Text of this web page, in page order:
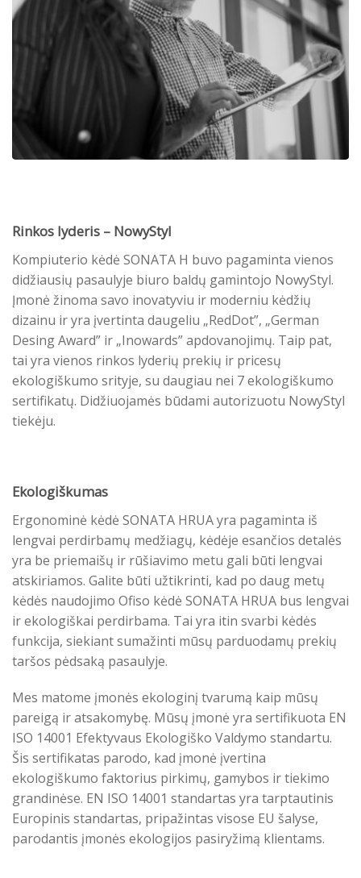
Rinkos lyderis – NowyStyl
Kompiuterio kėdė SONATA H buvo pagaminta vienos
didžiausių pasaulyje biuro baldų gamintojo NowyStyl.
Įmonė žinoma savo inovatyviu ir moderniu kėdžių
dizainu ir yra įvertinta daugeliu „RedDot”, „German
Desing Award” ir „Inowards” apdovanojimų. Taip pat,
tai yra vienos rinkos lyderių prekių ir pricesų
ekologiškumo srityje, su daugiau nei 7 ekologiškumo
sertifikatų. Didžiuojamės būdami autorizuotu NowyStyl
tiekėju.
Ekologiškumas
Ergonominė kėdė SONATA HRUA yra pagaminta iš
lengvai perdirbamų medžiagų, kėdėje esančios detalės
yra be priemaišų ir rūšiavimo metu gali būti lengvai
atskiriamos. Galite būti užtikrinti, kad po daug metų
kėdės naudojimo Ofiso kėdė SONATA HRUA bus lengvai
ir ekologiškai perdirbama. Tai yra itin svarbi kėdės
funkcija, siekiant sumažinti mūsų parduodamų prekių
taršos pėdsaką pasaulyje.
Mes matome įmonės ekologinį tvarumą kaip mūsų
pareigą ir atsakomybę. Mūsų įmonė yra sertifikuota EN
ISO 14001 Efektyvaus Ekologiško Valdymo standartu.
Šis sertifikatas parodo, kad įmonė įvertina
ekologiškumo faktorius pirkimų, gamybos ir tiekimo
grandinėse. EN ISO 14001 standartas yra tarptautinis
Europinis standartas, pripažintas visose EU šalyse,
parodantis įmonės ekologijos pasiryžimą klientams.